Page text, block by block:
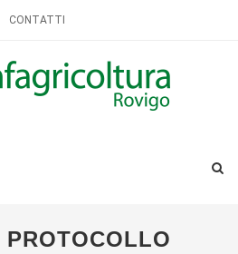
CONTATTI